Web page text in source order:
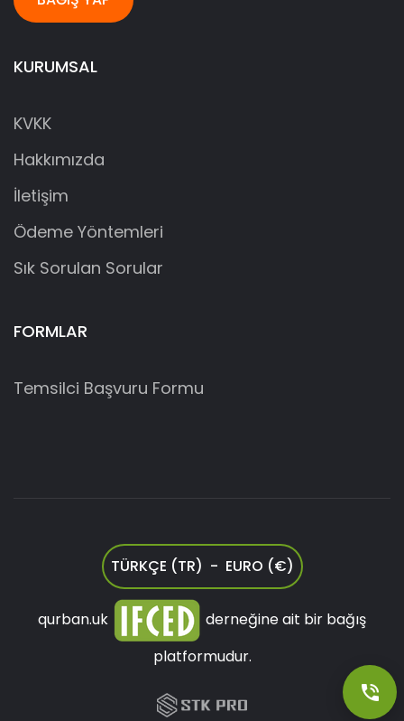
KURUMSAL
KVKK
Hakkımızda
İletişim
Ödeme Yöntemleri
Sık Sorulan Sorular
FORMLAR
Temsilci Başvuru Formu
TÜRKÇE (TR) - EURO (€)
qurban.uk
derneğine ait bir bağış
platformudur.